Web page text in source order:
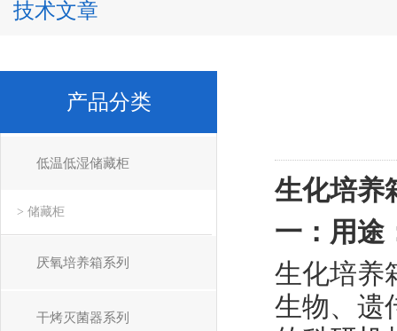
技术文章
生化培养
一：用途
生化培养
生物、遗
产品分类
低温低湿储藏柜
> 储藏柜
厌氧培养箱系列
干烤灭菌器系列